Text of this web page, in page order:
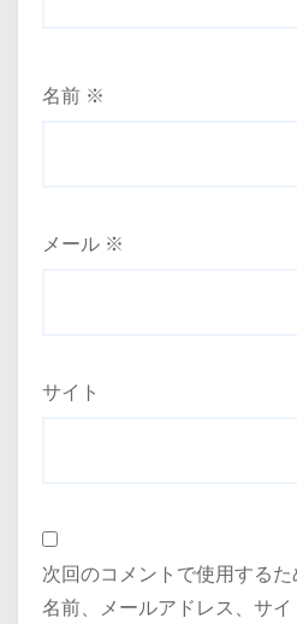
名前 ※
メール ※
サイト
次回のコメントで使用する
名前、メールアドレス、サイ